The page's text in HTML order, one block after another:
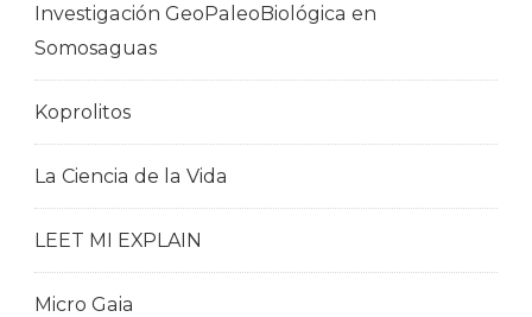
Investigación GeoPaleoBiológica en
Somosaguas
Koprolitos
La Ciencia de la Vida
LEET MI EXPLAIN
Micro Gaia